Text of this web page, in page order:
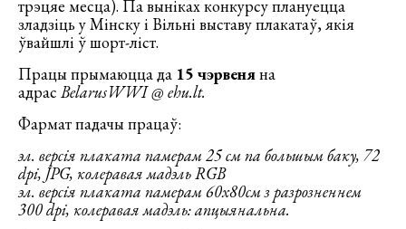
трэцяе месца). Па выніках конкурсу плануецца
зладзіць у Мінску і Вільні выставу плакатаў, якія
ўвайшлі ў шорт-ліст.
Працы прымаюцца да 15 чэрвеняна
адрас BelarusWWI @ ehu.lt.
Фармат падачы працаў:
эл. версія плаката памерам 25 см па большым баку, 72
dpi, JPG, колеравая мадэль RGB
эл. версія плаката памерам 60х80см з разрозненнем
300 dpi, колеравая мадэль: апцыянальна.